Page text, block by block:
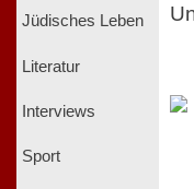
Jüdisches Leben
Literatur
Interviews
Sport